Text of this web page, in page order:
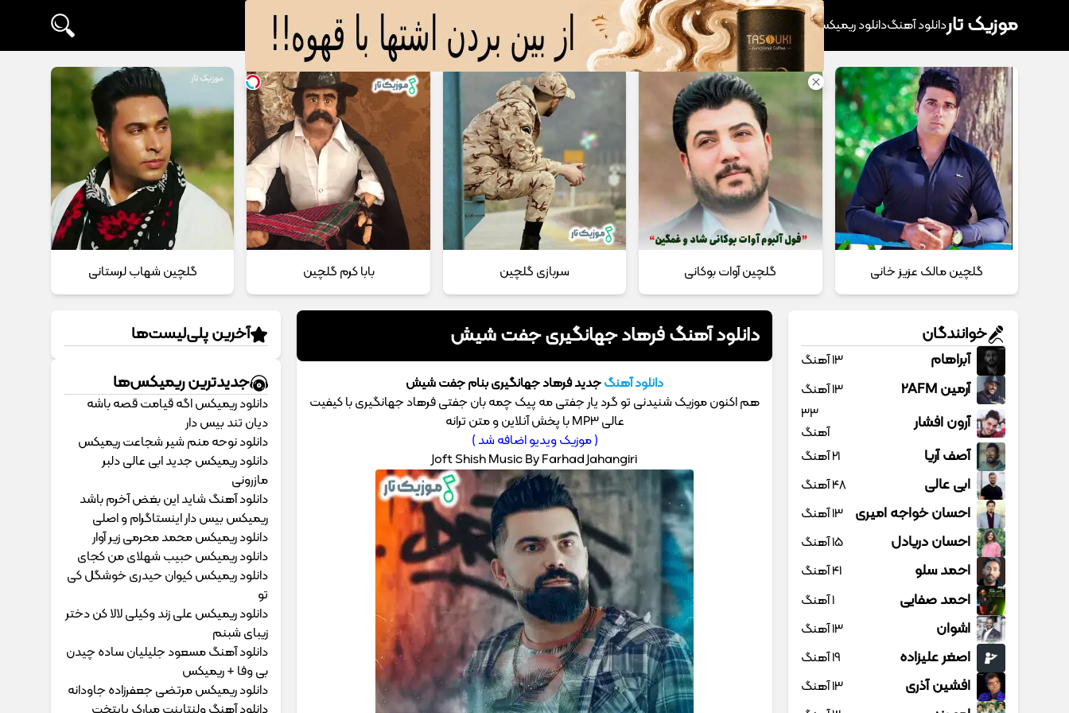
موزیک تاردانلود آهنگدانلود ریمیکسآهنگ پرطرفدار دانلود مداحیتماس با ما
گلچین مالک عزیز خانی گلچین آوات بوکانی سربازی گلچین بابا کرم گلچین گلچین شهاب لرستانی
دانلود آهنگ فرهاد جهانگیری جفت شیش
دانلود آهنگجدید فرهاد جهانگیری بنام جفت شیش
هم اکنون موزیک شنیدنی تو گرد یار جفتی مه پیک چمه بان جفتی فرهاد جهانگیری با کیفیت
عالی MP3 با پخش آنلاین و متن ترانه
( موزیک ویدیو اضافه شد )
Joft Shish Music By Farhad Jahangiri
خوانندگان
آبراهام 13 آهنگ
آرمین 2AFM 13 آهنگ
آرون افشار
33
آهنگ
آصف آریا 21 آهنگ
ابی عالی 48 آهنگ
احسان خواجه امیری 13 آهنگ
احسان دریادل 15 آهنگ
احمد سلو 41 آهنگ
احمد صفایی 1 آهنگ
اشوان 13 آهنگ
اصغر علیزاده 19 آهنگ
افشین آذری 13 آهنگ
آخرین پلی‌لیست‌ها
جدیدترین ریمیکس‌ها
دانلود ریمیکس اگه قیامت قصه باشه
دیان تند بیس دار
دانلود نوحه منم شیر شجاعت ریمیکس
دانلود ریمیکس جدید ابی عالی دلبر
مازرونی
دانلود آهنگ شاید این بغض آخرم باشد
ریمیکس بیس دار اینستاگرام و اصلی
دانلود ریمیکس محمد محرمی زیر آوار
دانلود ریمیکس حبیب شهلای من کجای
دانلود ریمیکس کیوان حیدری خوشگل کی
تو
دانلود ریمیکس علی زند وکیلی لالا کن دختر
زیبای شبنم
دانلود آهنگ مسعود جلیلیان ساده چیدن
بی وفا + ریمیکس
دانلود ریمیکس مرتضی جعفرزاده جاودانه